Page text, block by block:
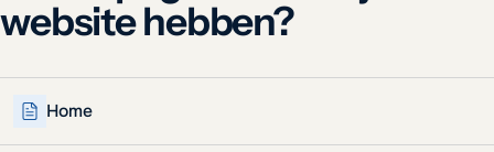
website hebben?
Home